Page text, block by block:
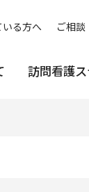
る方へ ご相談
訪問看護